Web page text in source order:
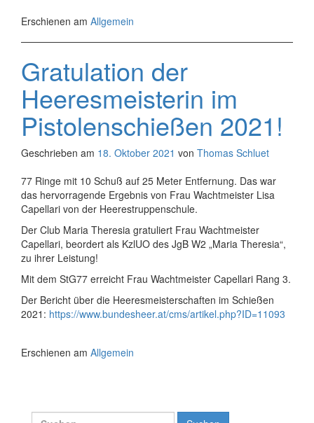
Erschienen am Allgemein
Gratulation der
Heeresmeisterin im
Pistolenschießen 2021!
Geschrieben am 18. Oktober 2021 von Thomas Schluet
77 Ringe mit 10 Schuß auf 25 Meter Entfernung. Das war
das hervorragende Ergebnis von Frau Wachtmeister Lisa
Capellari von der Heerestruppenschule.
Der Club Maria Theresia gratuliert Frau Wachtmeister
Capellari, beordert als KzlUO des JgB W2 „Maria Theresia“,
zu ihrer Leistung!
Mit dem StG77 erreicht Frau Wachtmeister Capellari Rang 3.
Der Bericht über die Heeresmeisterschaften im Schießen
2021: https://www.bundesheer.at/cms/artikel.php?ID=11093
Erschienen am Allgemein
Suchen